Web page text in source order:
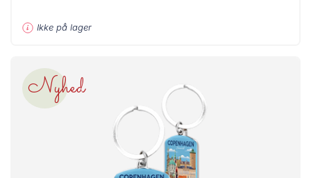
Ikke på lager
Nyhed